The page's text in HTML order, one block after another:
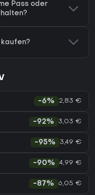
Pass oder
-6% 2,83 €
-92% 3,03 €
-95% 3,49 €
-90% 4,99 €
-87% 6,05 €